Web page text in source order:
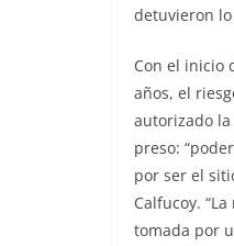
detuvieron
Con el inicio
años, el
autorizado
preso:
por ser el
Calfucoy.
tomada por